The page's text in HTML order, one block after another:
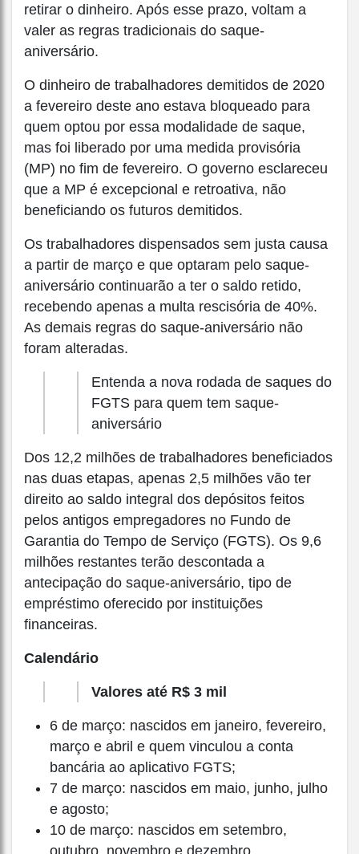
retirar o dinheiro. Após esse prazo, voltam a
valer as regras tradicionais do saque-
aniversário.
O dinheiro de trabalhadores demitidos de 2020
a fevereiro deste ano estava bloqueado para
quem optou por essa modalidade de saque,
mas foi liberado por uma medida provisória
(MP) no fim de fevereiro. O governo esclareceu
que a MP é excepcional e retroativa, não
beneficiando os futuros demitidos.
Os trabalhadores dispensados sem justa causa
a partir de março e que optaram pelo saque-
aniversário continuarão a ter o saldo retido,
recebendo apenas a multa rescisória de 40%.
As demais regras do saque-aniversário não
foram alteradas.
Entenda a nova rodada de saques do
FGTS para quem tem saque-
aniversário
Dos 12,2 milhões de trabalhadores beneficiados
nas duas etapas, apenas 2,5 milhões vão ter
direito ao saldo integral dos depósitos feitos
pelos antigos empregadores no Fundo de
Garantia do Tempo de Serviço (FGTS). Os 9,6
milhões restantes terão descontada a
antecipação do saque-aniversário, tipo de
empréstimo oferecido por instituições
financeiras.
Calendário
Valores até R$ 3 mil
6 de março: nascidos em janeiro, fevereiro,
março e abril e quem vinculou a conta
bancária ao aplicativo FGTS;
7 de março: nascidos em maio, junho, julho
e agosto;
10 de março: nascidos em setembro,
outubro, novembro e dezembro.